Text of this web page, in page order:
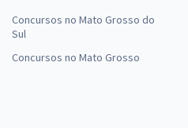
Concursos no Mato Grosso do
Sul
Concursos no Mato Grosso